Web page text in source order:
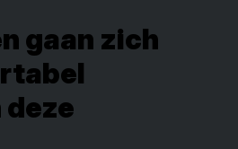
gaan zich